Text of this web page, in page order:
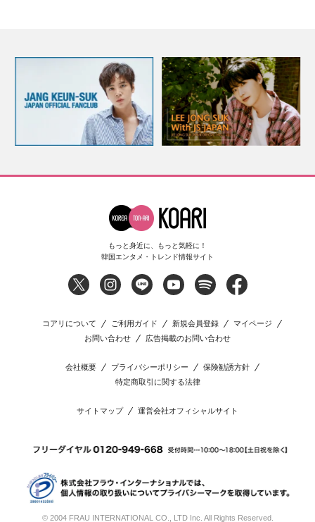
もっと身近に、もっと気軽に！
韓国エンタメ・トレンド情報サイト
コアリについて ご利用ガイド 新規会員登録
マイページ
お問い合わせ
広告掲載のお問い合わせ
会社概要 プライバシーポリシー
保険勧誘方針
特定商取引に関する法律
サイトマップ 運営会社オフィシャルサイト
© 2004 FRAU INTERNATIONAL CO., LTD Inc. All Rights Reserved.